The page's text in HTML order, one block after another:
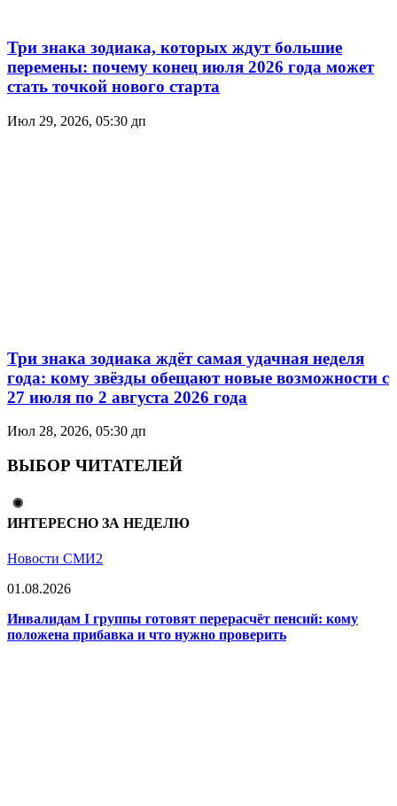
Три знака зодиака, которых ждут большие
перемены: почему конец июля 2026 года может
стать точкой нового старта
Июл 29, 2026, 05:30 дп
Три знака зодиака ждёт самая удачная неделя
года: кому звёзды обещают новые возможности с
27 июля по 2 августа 2026 года
Июл 28, 2026, 05:30 дп
ВЫБОР ЧИТАТЕЛЕЙ
ИНТЕРЕСНО ЗА НЕДЕЛЮ
Новости СМИ2
01.08.2026
Инвалидам I группы готовят перерасчёт пенсий: кому
положена прибавка и что нужно проверить